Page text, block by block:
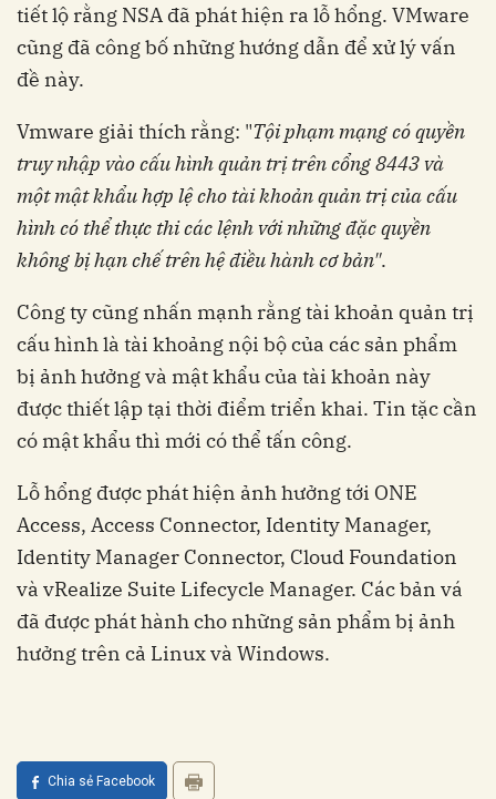
tiết lộ rằng NSA đã phát hiện ra lỗ hổng. VMware
cũng đã công bố những hướng dẫn để xử lý vấn
đề này.
Vmware giải thích rằng: "Tội phạm mạng có quyền
truy nhập vào cấu hình quản trị trên cổng 8443 và
một mật khẩu hợp lệ cho tài khoản quản trị của cấu
hình có thể thực thi các lệnh với những đặc quyền
không bị hạn chế trên hệ điều hành cơ bản".
Công ty cũng nhấn mạnh rằng tài khoản quản trị
cấu hình là tài khoảng nội bộ của các sản phẩm
bị ảnh hưởng và mật khẩu của tài khoản này
được thiết lập tại thời điểm triển khai. Tin tặc cần
có mật khẩu thì mới có thể tấn công.
Lỗ hổng được phát hiện ảnh hưởng tới ONE
Access, Access Connector, Identity Manager,
Identity Manager Connector, Cloud Foundation
và vRealize Suite Lifecycle Manager. Các bản vá
đã được phát hành cho những sản phẩm bị ảnh
hưởng trên cả Linux và Windows.
Chia sẻ Facebook